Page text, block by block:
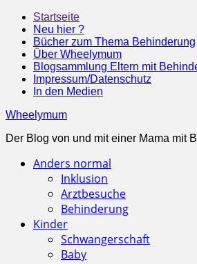
Startseite
Neu hier ?
Bücher zum Thema Behinderung
Über Wheelymum
Blogsammlung Eltern mit
Impressum/Datenschutz
In den Medien
Wheelymum
Der Blog von und mit einer Mama mit
Anders normal
Inklusion
Arztbesuche
Behinderung
Kinder
Schwangerschaft
Baby